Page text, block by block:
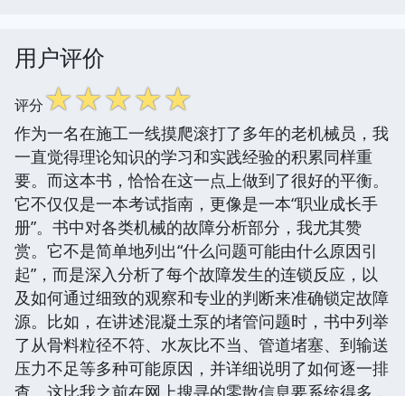
用户评价
评分☆☆☆☆☆
作为一名在施工一线摸爬滚打了多年的老机械员，我
一直觉得理论知识的学习和实践经验的积累同样重
要。而这本书，恰恰在这一点上做到了很好的平衡。
它不仅仅是一本考试指南，更像是一本“职业成长手
册”。书中对各类机械的故障分析部分，我尤其赞
赏。它不是简单地列出“什么问题可能由什么原因引
起”，而是深入分析了每个故障发生的连锁反应，以
及如何通过细致的观察和专业的判断来准确锁定故障
源。比如，在讲述混凝土泵的堵管问题时，书中列举
了从骨料粒径不符、水灰比不当、管道堵塞、到输送
压力不足等多种可能原因，并详细说明了如何逐一排
查。这比我之前在网上搜寻的零散信息要系统得多，